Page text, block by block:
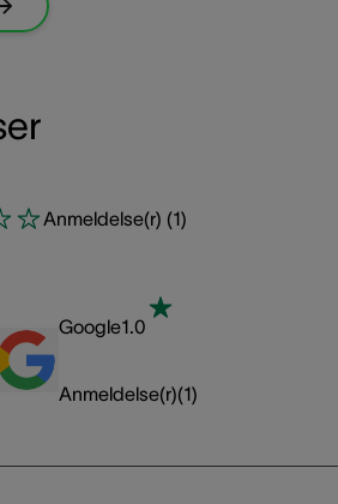
Anmeldelse(r) (1)
Google1.0
Anmeldelse(r)(1)